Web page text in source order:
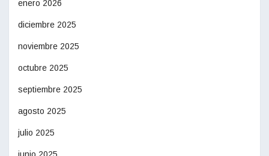
enero 2026
diciembre 2025
noviembre 2025
octubre 2025
septiembre 2025
agosto 2025
julio 2025